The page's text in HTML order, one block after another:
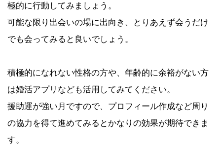
極的に行動してみましょう。
可能な限り出会いの場に出向き、とりあえず会うだけ
でも会ってみると良いでしょう。
積極的になれない性格の方や、年齢的に余裕がない方
は婚活アプリなども活用してみてください。
援助運が強い月ですので、プロフィール作成など周り
の協力を得て進めてみるとかなりの効果が期待できま
す。